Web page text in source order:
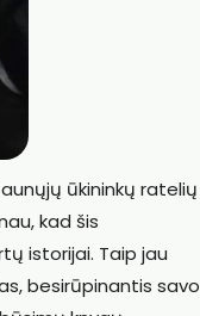
ūkininkų ratelių
kad šis
istorijai. Taip jau
besirūpinantis savo